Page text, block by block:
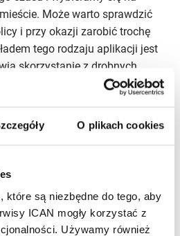
O plikach cookies
które są niezbędne do tego, aby
ICAN mogły korzystać z
Używamy również
Może warto sprawdzić
i przy okazji zarobić trochę
tego rodzaju aplikacji jest
skorzystanie z drobnych
usług po sąsiedzku.
myślał o wynajęciu kawałka
dużym zatłoczonym mieście,
z parkowaniem? ParkingPanda
handel wymienny.
portali dokładnie weryfikuje
za sprawą systemu